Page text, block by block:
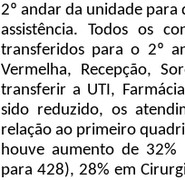
2º andar da unidade para
assistência. Todos os
transferidos para o 2º
Vermelha, Recepção,
transferir a UTI,
sido reduzido, os
relação ao primeiro
houve aumento de 32%
para 428), 28% em